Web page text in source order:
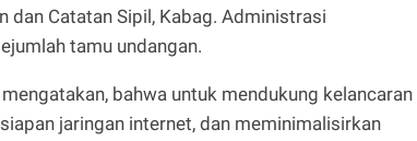
dan Catatan Sipil, Kabag. Administrasi
tamu undangan.
bahwa untuk mendukung kelancaran
jaringan internet, dan meminimalisirkan